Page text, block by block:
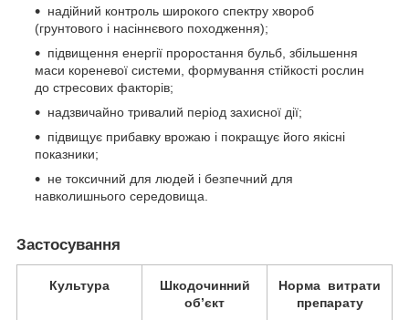
надійний контроль широкого спектру хвороб
(грунтового і насіннєвого походження);
підвищення енергії проростання бульб, збільшення
маси кореневої системи, формування стійкості рослин
до стресових факторів;
надзвичайно тривалий період захисної дії;
підвищує прибавку врожаю і покращує його якісні
показники;
не токсичний для людей і безпечний для
навколишнього середовища.
Застосування
Культура
Шкодочинний
об’єкт
Норма витрати
препарату